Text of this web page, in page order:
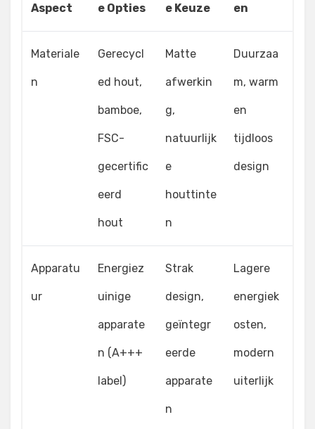
Aspect e Opties e Keuze en
Materiale
n
Gerecycl
ed hout,
bamboe,
FSC-
gecertific
eerd
hout
Matte
afwerkin
g,
natuurlijk
e
houttinte
n
Duurzaa
m, warm
en
tijdloos
design
Apparatu
ur
Energiez
uinige
apparate
n (A+++
label)
Strak
design,
geïntegr
eerde
apparate
n
Lagere
energiek
osten,
modern
uiterlijk